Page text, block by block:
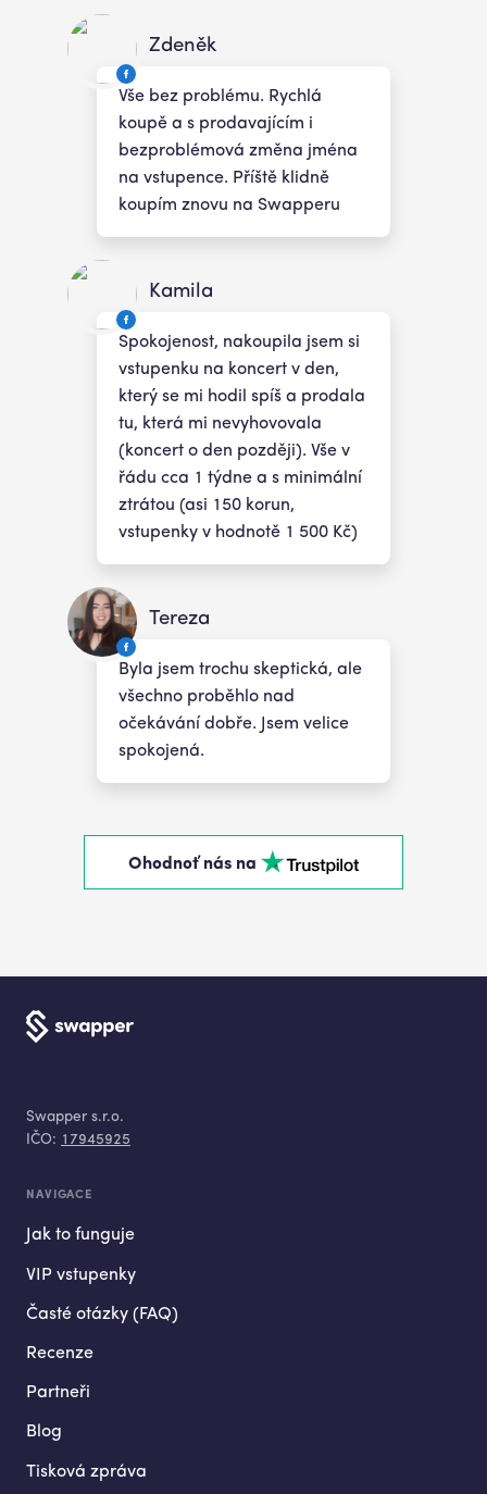
Zdeněk
Vše bez problému. Rychlá
koupě a s prodavajícím i
bezproblémová změna jména
na vstupence. Příště klidně
koupím znovu na Swapperu
Kamila
Spokojenost, nakoupila jsem si
vstupenku na koncert v den,
který se mi hodil spíš a prodala
tu, která mi nevyhovovala
(koncert o den později). Vše v
řádu cca 1 týdne a s minimální
ztrátou (asi 150 korun,
vstupenky v hodnotě 1 500 Kč)
Tereza
Byla jsem trochu skeptická, ale
všechno proběhlo nad
očekávání dobře. Jsem velice
spokojená.
Ohodnoť nás na
Swapper s.r.o.
IČO: 17945925
NAVIGACE
Jak to funguje
VIP vstupenky
Časté otázky (FAQ)
Recenze
Partneři
Blog
Tisková zpráva